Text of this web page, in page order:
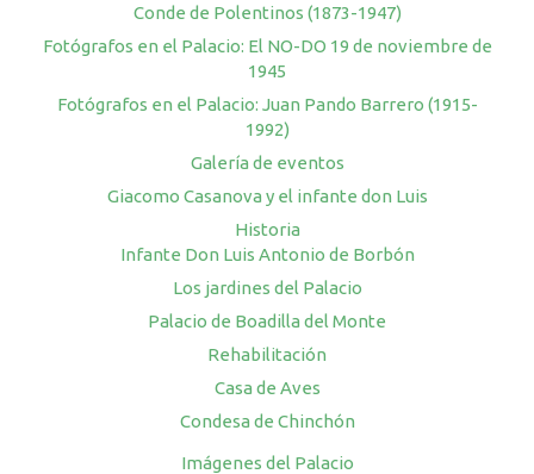
Conde de Polentinos (1873-1947)
Fotógrafos en el Palacio: El NO-DO 19 de noviembre de
1945
Fotógrafos en el Palacio: Juan Pando Barrero (1915-
1992)
Galería de eventos
Giacomo Casanova y el infante don Luis
Historia
Infante Don Luis Antonio de Borbón
Los jardines del Palacio
Palacio de Boadilla del Monte
Rehabilitación
Casa de Aves
Condesa de Chinchón
Imágenes del Palacio